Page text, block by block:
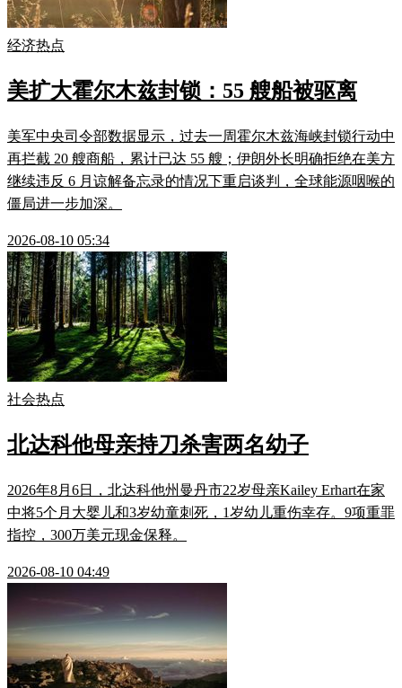
经济热点
美扩大霍尔木兹封锁：55 艘船被驱离
美军中央司令部数据显示，过去一周霍尔木兹海峡封锁行动中
再拦截 20 艘商船，累计已达 55 艘；伊朗外长明确拒绝在美方
继续违反 6 月谅解备忘录的情况下重启谈判，全球能源咽喉的
僵局进一步加深。
2026-08-10 05:34
社会热点
北达科他母亲持刀杀害两名幼子
2026年8月6日，北达科他州曼丹市22岁母亲Kailey Erhart在家
中将5个月大婴儿和3岁幼童刺死，1岁幼儿重伤幸存。9项重罪
指控，300万美元现金保释。
2026-08-10 04:49